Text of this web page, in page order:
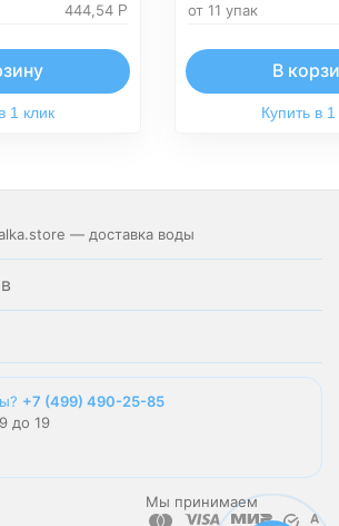
444,54 Р
1 клик
от 11 упак
В
Купить в 1
— доставка воды
+7 (499) 490-25-85
до 19
Мы принимаем